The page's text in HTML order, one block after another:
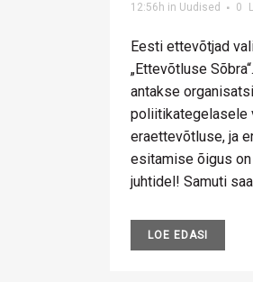
12:56h in Uudised 0
Eesti ettevõtjad
„Ettevõtluse
antakse
poliitikategelasele
eraettevõtluse, ja
esitamise õigus
juhtidel! Samuti
LOE EDASI